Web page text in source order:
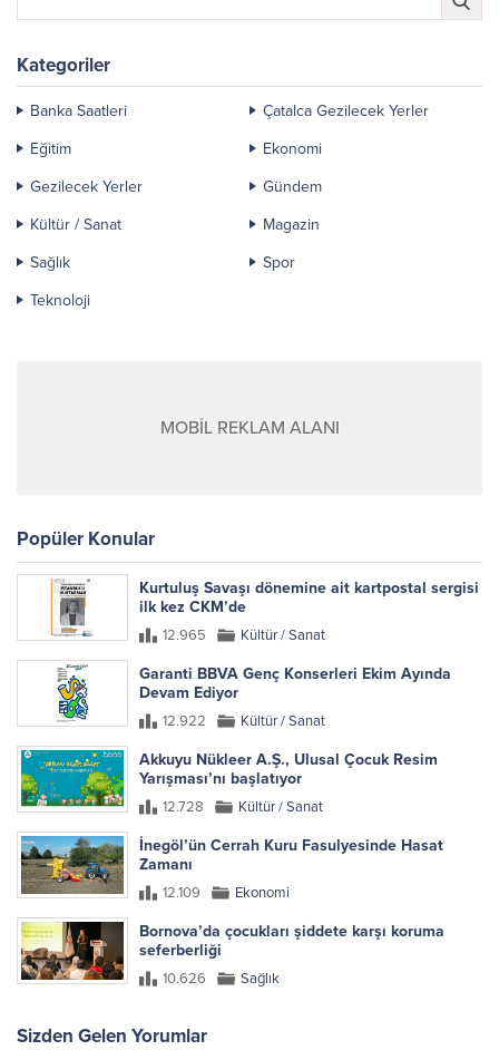
Kategoriler
Banka Saatleri
Çatalca Gezilecek Yerler
Eğitim
Ekonomi
Gezilecek Yerler
Gündem
Kültür / Sanat
Magazin
Sağlık
Spor
Teknoloji
MOBİL REKLAM ALANI
Popüler Konular
Kurtuluş Savaşı dönemine ait kartpostal sergisi
ilk kez CKM’de
12.965 Kültür / Sanat
Garanti BBVA Genç Konserleri Ekim Ayında
Devam Ediyor
12.922 Kültür / Sanat
Akkuyu Nükleer A.Ş., Ulusal Çocuk Resim
Yarışması’nı başlatıyor
12.728 Kültür / Sanat
İnegöl’ün Cerrah Kuru Fasulyesinde Hasat
Zamanı
12.109 Ekonomi
Bornova’da çocukları şiddete karşı koruma
seferberliği
10.626 Sağlık
Sizden Gelen Yorumlar